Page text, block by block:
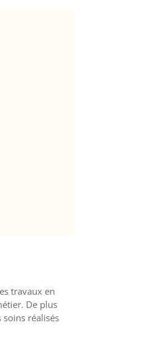
travaux en
De plus
réalisés